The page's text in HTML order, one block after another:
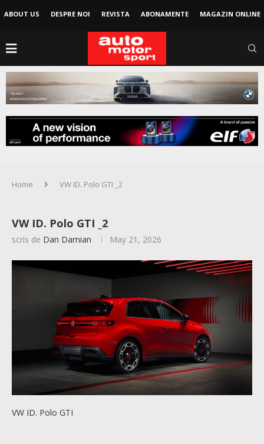
ABOUT US DESPRE NOI REVISTA ABONAMENTE MAGAZIN ONLINE
Home VW ID. Polo GTI _2
VW ID. Polo GTI _2
scris de Dan Damian May 21, 2026
VW ID. Polo GTI